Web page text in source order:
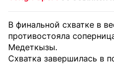
В финальной схватке в
противостояла
Медеткызы.
Схватка завершилась в